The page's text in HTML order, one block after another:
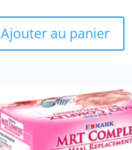
Ajouter au panier